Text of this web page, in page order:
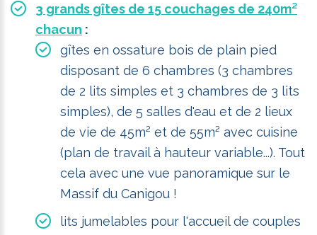
3 grands gîtes de 15 couchages de 240m²
chacun :
gîtes en ossature bois de plain pied
disposant de 6 chambres (3 chambres
de 2 lits simples et 3 chambres de 3 lits
simples), de 5 salles d'eau et de 2 lieux
de vie de 45m² et de 55m² avec cuisine
(plan de travail à hauteur variable...). Tout
cela avec une vue panoramique sur le
Massif du Canigou !
lits jumelables pour l'accueil de couples